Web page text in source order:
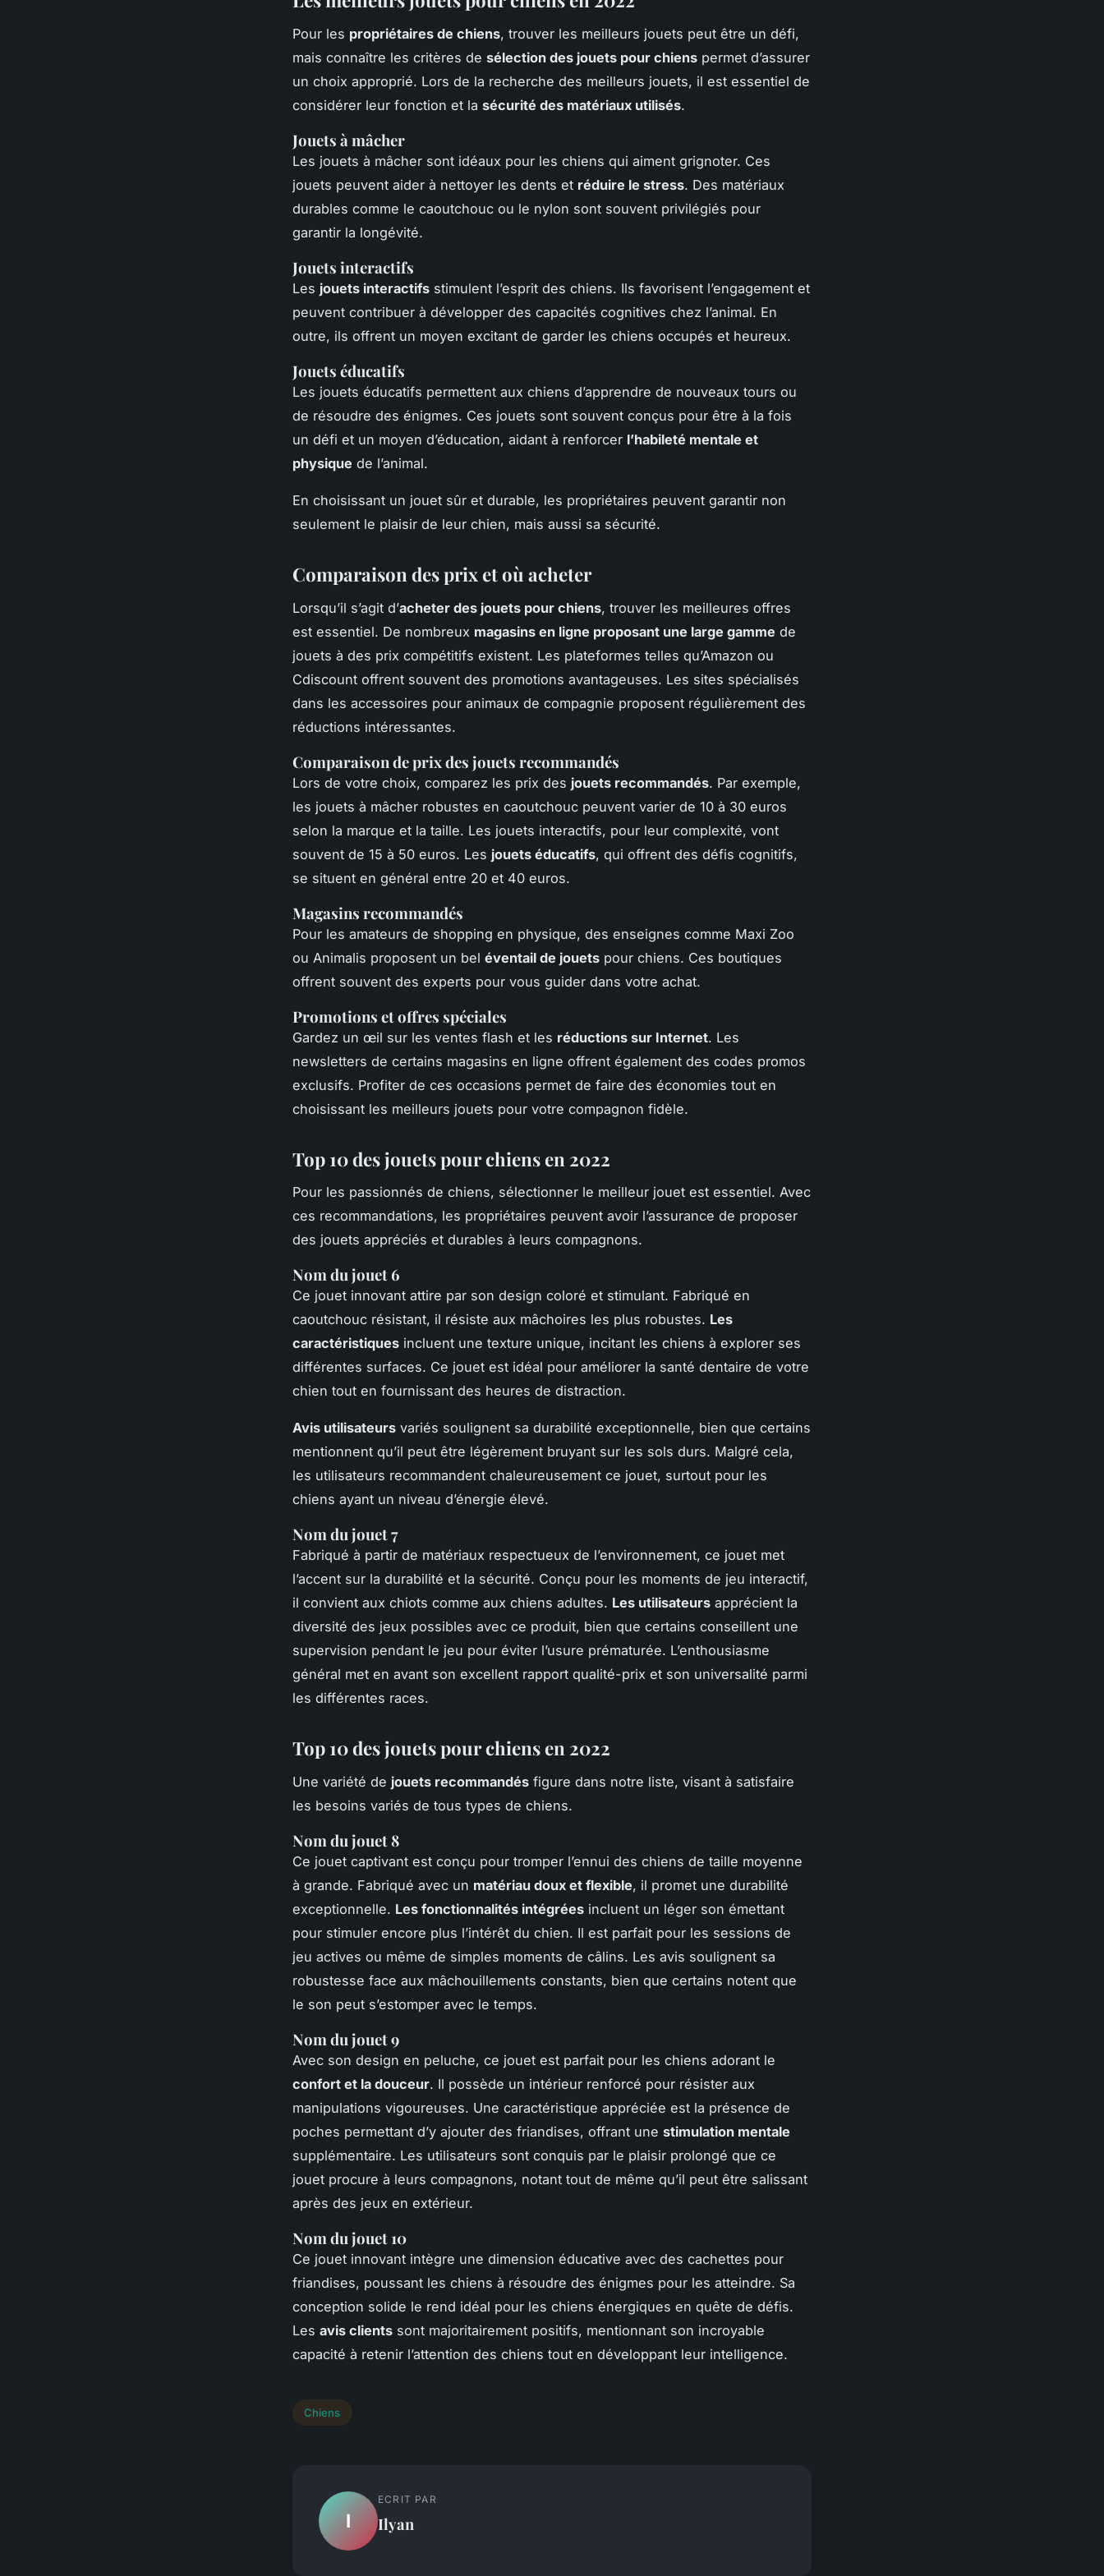
Pour les propriétaires de chiens, trouver les meilleurs jouets peut être un défi,
mais connaître les critères de sélection des jouets pour chiens permet d’assurer
un choix approprié. Lors de la recherche des meilleurs jouets, il est essentiel de
considérer leur fonction et la sécurité des matériaux utilisés.
Jouets à mâcher
Les jouets à mâcher sont idéaux pour les chiens qui aiment grignoter. Ces
jouets peuvent aider à nettoyer les dents et réduire le stress. Des matériaux
durables comme le caoutchouc ou le nylon sont souvent privilégiés pour
garantir la longévité.
Jouets interactifs
Les jouets interactifs stimulent l’esprit des chiens. Ils favorisent l’engagement et
peuvent contribuer à développer des capacités cognitives chez l’animal. En
outre, ils offrent un moyen excitant de garder les chiens occupés et heureux.
Jouets éducatifs
Les jouets éducatifs permettent aux chiens d’apprendre de nouveaux tours ou
de résoudre des énigmes. Ces jouets sont souvent conçus pour être à la fois
un défi et un moyen d’éducation, aidant à renforcer l’habileté mentale et
physique de l’animal.
En choisissant un jouet sûr et durable, les propriétaires peuvent garantir non
seulement le plaisir de leur chien, mais aussi sa sécurité.
Comparaison des prix et où acheter
Lorsqu’il s’agit d’acheter des jouets pour chiens, trouver les meilleures offres
est essentiel. De nombreux magasins en ligne proposant une large gamme de
jouets à des prix compétitifs existent. Les plateformes telles qu’Amazon ou
Cdiscount offrent souvent des promotions avantageuses. Les sites spécialisés
dans les accessoires pour animaux de compagnie proposent régulièrement des
réductions intéressantes.
Comparaison de prix des jouets recommandés
Lors de votre choix, comparez les prix des jouets recommandés. Par exemple,
les jouets à mâcher robustes en caoutchouc peuvent varier de 10 à 30 euros
selon la marque et la taille. Les jouets interactifs, pour leur complexité, vont
souvent de 15 à 50 euros. Les jouets éducatifs, qui offrent des défis cognitifs,
se situent en général entre 20 et 40 euros.
Magasins recommandés
Pour les amateurs de shopping en physique, des enseignes comme Maxi Zoo
ou Animalis proposent un bel éventail de jouets pour chiens. Ces boutiques
offrent souvent des experts pour vous guider dans votre achat.
Promotions et offres spéciales
Gardez un œil sur les ventes flash et les réductions sur Internet. Les
newsletters de certains magasins en ligne offrent également des codes promos
exclusifs. Profiter de ces occasions permet de faire des économies tout en
choisissant les meilleurs jouets pour votre compagnon fidèle.
Top 10 des jouets pour chiens en 2022
Pour les passionnés de chiens, sélectionner le meilleur jouet est essentiel. Avec
ces recommandations, les propriétaires peuvent avoir l’assurance de proposer
des jouets appréciés et durables à leurs compagnons.
Nom du jouet 6
Ce jouet innovant attire par son design coloré et stimulant. Fabriqué en
caoutchouc résistant, il résiste aux mâchoires les plus robustes. Les
caractéristiques incluent une texture unique, incitant les chiens à explorer ses
différentes surfaces. Ce jouet est idéal pour améliorer la santé dentaire de votre
chien tout en fournissant des heures de distraction.
Avis utilisateurs variés soulignent sa durabilité exceptionnelle, bien que certains
mentionnent qu’il peut être légèrement bruyant sur les sols durs. Malgré cela,
les utilisateurs recommandent chaleureusement ce jouet, surtout pour les
chiens ayant un niveau d’énergie élevé.
Nom du jouet 7
Fabriqué à partir de matériaux respectueux de l’environnement, ce jouet met
l’accent sur la durabilité et la sécurité. Conçu pour les moments de jeu interactif,
il convient aux chiots comme aux chiens adultes. Les utilisateurs apprécient la
diversité des jeux possibles avec ce produit, bien que certains conseillent une
supervision pendant le jeu pour éviter l’usure prématurée. L’enthousiasme
général met en avant son excellent rapport qualité-prix et son universalité parmi
les différentes races.
Top 10 des jouets pour chiens en 2022
Une variété de jouets recommandés figure dans notre liste, visant à satisfaire
les besoins variés de tous types de chiens.
Nom du jouet 8
Ce jouet captivant est conçu pour tromper l’ennui des chiens de taille moyenne
à grande. Fabriqué avec un matériau doux et flexible, il promet une durabilité
exceptionnelle. Les fonctionnalités intégrées incluent un léger son émettant
pour stimuler encore plus l’intérêt du chien. Il est parfait pour les sessions de
jeu actives ou même de simples moments de câlins. Les avis soulignent sa
robustesse face aux mâchouillements constants, bien que certains notent que
le son peut s’estomper avec le temps.
Nom du jouet 9
Avec son design en peluche, ce jouet est parfait pour les chiens adorant le
confort et la douceur. Il possède un intérieur renforcé pour résister aux
manipulations vigoureuses. Une caractéristique appréciée est la présence de
poches permettant d’y ajouter des friandises, offrant une stimulation mentale
supplémentaire. Les utilisateurs sont conquis par le plaisir prolongé que ce
jouet procure à leurs compagnons, notant tout de même qu’il peut être salissant
après des jeux en extérieur.
Nom du jouet 10
Ce jouet innovant intègre une dimension éducative avec des cachettes pour
friandises, poussant les chiens à résoudre des énigmes pour les atteindre. Sa
conception solide le rend idéal pour les chiens énergiques en quête de défis.
Les avis clients sont majoritairement positifs, mentionnant son incroyable
capacité à retenir l’attention des chiens tout en développant leur intelligence.
Chiens
I
ECRIT PAR
Ilyan